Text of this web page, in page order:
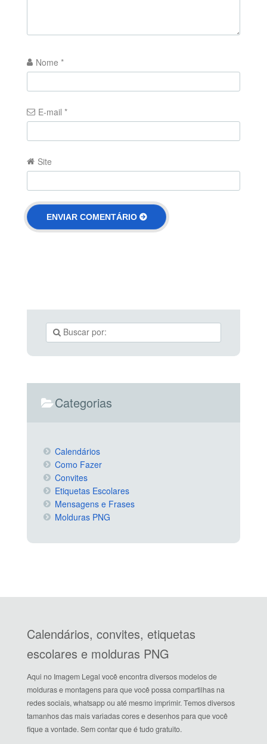
Nome *
E-mail *
Site
Categorias
Calendários
Como Fazer
Convites
Etiquetas Escolares
Mensagens e Frases
Molduras PNG
Calendários, convites, etiquetas
escolares e molduras PNG
Aqui no Imagem Legal você encontra diversos modelos de
molduras e montagens para que você possa compartilhas na
redes sociais, whatsapp ou até mesmo imprimir. Temos diversos
tamanhos das mais variadas cores e desenhos para que você
fique a vontade. Sem contar que é tudo gratuito.